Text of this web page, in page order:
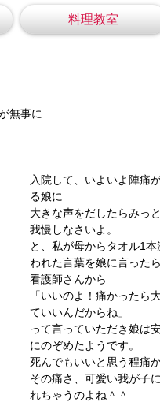
料理教室
無事に
入院して、いよいよ陣痛
る娘に
大きな声をだしたらみっ
我慢しなさいよ。
と、私が母からタオル1
われた言葉を娘に言ったら
看護師さんから
「いいのよ！痛かったら
ていいんだからね」
って言っていただき娘は
にのぞめたようです。
死んでもいいと思う程痛
その痛さ、可愛い我が子
れちゃうのよね＾＾